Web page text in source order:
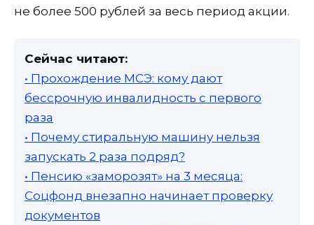
не более 500 рублей за весь период акции.
Сейчас читают:
• Прохождение МСЭ: кому дают
бессрочную инвалидность с первого
раза
• Почему стиральную машину нельзя
запускать 2 раза подряд?
• Пенсию «заморозят» на 3 месяца:
Соцфонд внезапно начинает проверку
документов